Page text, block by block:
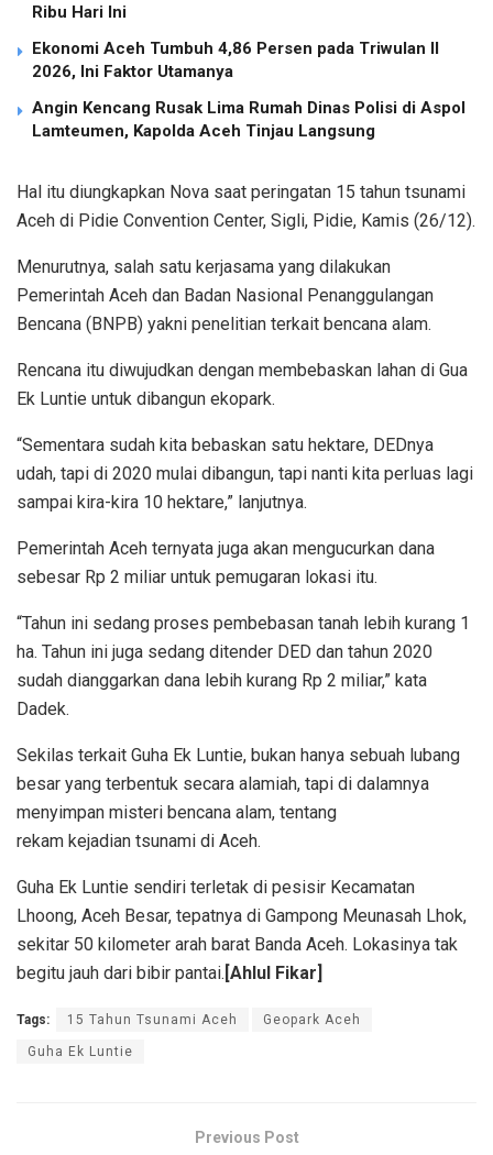
Ribu Hari Ini
Ekonomi Aceh Tumbuh 4,86 Persen pada Triwulan II
2026, Ini Faktor Utamanya
Angin Kencang Rusak Lima Rumah Dinas Polisi di Aspol
Lamteumen, Kapolda Aceh Tinjau Langsung
Hal itu diungkapkan Nova saat peringatan 15 tahun tsunami
Aceh di Pidie Convention Center, Sigli, Pidie, Kamis (26/12).
Menurutnya, salah satu kerjasama yang dilakukan
Pemerintah Aceh dan Badan Nasional Penanggulangan
Bencana (BNPB) yakni penelitian terkait bencana alam.
Rencana itu diwujudkan dengan membebaskan lahan di Gua
Ek Luntie untuk dibangun ekopark.
“Sementara sudah kita bebaskan satu hektare, DEDnya
udah, tapi di 2020 mulai dibangun, tapi nanti kita perluas lagi
sampai kira-kira 10 hektare,” lanjutnya.
Pemerintah Aceh ternyata juga akan mengucurkan dana
sebesar Rp 2 miliar untuk pemugaran lokasi itu.
“Tahun ini sedang proses pembebasan tanah lebih kurang 1
ha. Tahun ini juga sedang ditender DED dan tahun 2020
sudah dianggarkan dana lebih kurang Rp 2 miliar,” kata
Dadek.
Sekilas terkait Guha Ek Luntie, bukan hanya sebuah lubang
besar yang terbentuk secara alamiah, tapi di dalamnya
menyimpan misteri bencana alam, tentang
rekam kejadian tsunami di Aceh.
Guha Ek Luntie sendiri terletak di pesisir Kecamatan
Lhoong, Aceh Besar, tepatnya di Gampong Meunasah Lhok,
sekitar 50 kilometer arah barat Banda Aceh. Lokasinya tak
begitu jauh dari bibir pantai. [Ahlul Fikar]
Tags: 15 Tahun Tsunami Aceh Geopark Aceh
Guha Ek Luntie
Previous Post